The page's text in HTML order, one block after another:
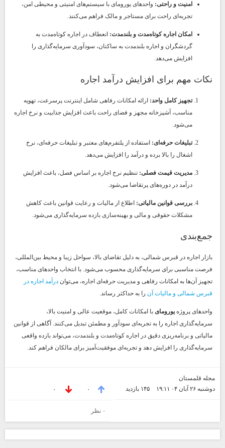
امنیت و راحتی: واحدهای یورومای با سیستم‌های امنیتی و محیطی امن،
تجربه‌ای راحت برای مستاجر و مالک فراهم می‌کنند.
امکان اجاره کوتاه‌مدت و بلندمدت: انعطاف در اجاره کوتاه‌مدت به
گردشگران و اجاره بلندمدت به ساکنان، سودآوری سرمایه‌گذاری را
افزایش می‌دهد.
نکات مهم برای افزایش درآمد اجاره
تجهیز کامل واحد: ارائه امکانات رفاهی شامل اینترنت پرسرعت، تهویه
مناسب، آشپزخانه مجهز و فضای راحت باعث افزایش جذابیت و نرخ اجاره
می‌شود.
تبلیغات حرفه‌ای: استفاده از پلتفرم‌های معتبر و تبلیغات حرفه‌ای، نرخ
اشغال را بالا برده و درآمد را افزایش می‌دهد.
مدیریت قیمت فصلی: تنظیم نرخ اجاره بر اساس فصل، باعث افزایش
درآمد در دوره‌های پرتقاضا می‌شود.
بررسی قوانین مالیاتی: اطلاع از مالیات و رعایت قوانین باعث کاهش
مشکلات حقوقی و مالی و بهینه‌سازی بازده سرمایه‌گذاری می‌شود.
جمع‌بندی
بازار اجاره در قبرس شمالی، به دلیل تقاضای بالا، سواحل زیبا و محیط بین‌المللی،
فرصت مناسبی برای سرمایه‌گذاری محسوب می‌شود. با انتخاب واحدهای مناسب،
تجهیز آن‌ها به امکانات رفاهی و مدیریت حرفه‌ای اجاره، می‌توان درآمد اجاره در
قبرس شمالی و مالیات آن را به حداکثر رساند.
واحدهای پروژه یورومای با امکانات کامل، موقعیت عالی و امنیت بالا،
سرمایه‌گذاری اجاره را به تجربه‌ای سودآور و مطمئن تبدیل می‌کنند. آگاهی از قوانین
مالیاتی و برنامه‌ریزی دقیق در اجاره کوتاه‌مدت و بلندمدت، می‌تواند بازده واقعی
سرمایه‌گذاری را افزایش دهد و تجربه‌ای موفقیت‌آمیز برای مالکان فراهم کند.
مجله قلمستان
دوشنبه ۲۶ آبان ۰۴ ۱۹:۱۱
۱۴۵ بازديد ۰ ۰
۰ نظر